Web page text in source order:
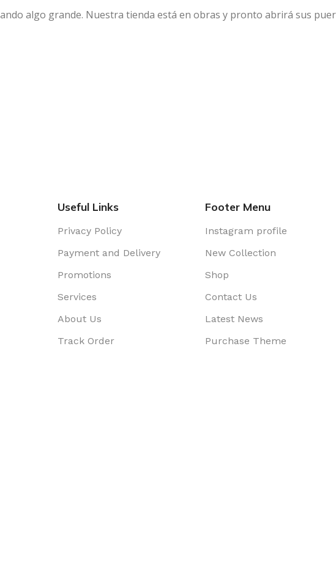
algo grande. Nuestra tienda está en obras y pronto abrirá sus
Useful Links
Privacy Policy
Payment and Delivery
Promotions
Services
About Us
Track Order
Footer Menu
Instagram profile
New Collection
Shop
Contact Us
Latest News
Purchase Theme